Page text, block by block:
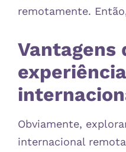
remotamente.
Vantagens
experiência
Obviamente,
internacional